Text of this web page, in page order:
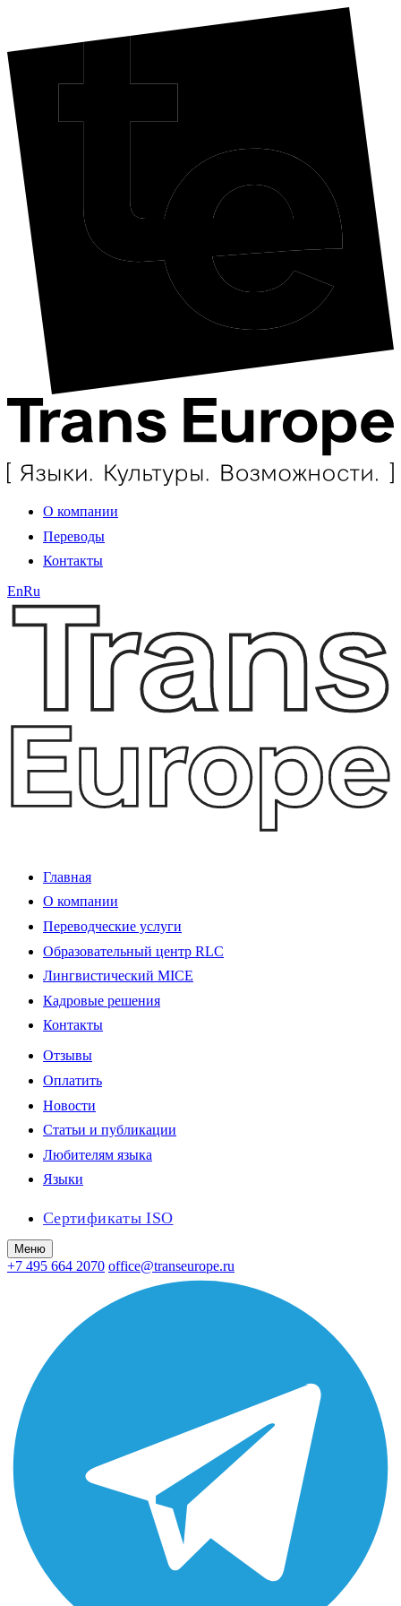
О компании
Переводы
Контакты
EnRu
Главная
О компании
Переводческие услуги
Образовательный центр RLC
Лингвистический MICE
Кадровые решения
Контакты
Отзывы
Оплатить
Новости
Статьи и публикации
Любителям языка
Языки
Сертификаты ISO
Меню
+7 495 664 2070 office@transeurope.ru